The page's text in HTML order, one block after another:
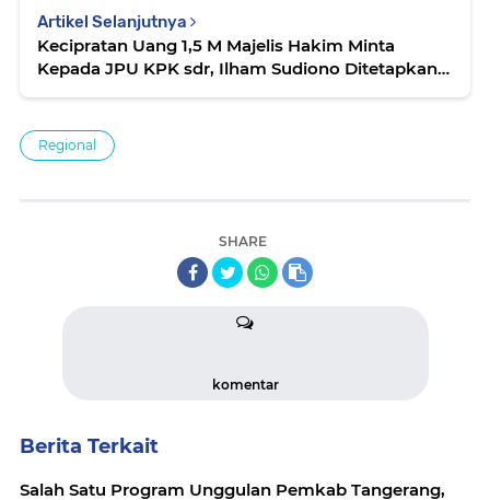
Artikel Selanjutnya
Kecipratan Uang 1,5 M Majelis Hakim Minta
Kepada JPU KPK sdr, Ilham Sudiono Ditetapkan
Regional
SHARE
komentar
Berita Terkait
Salah Satu Program Unggulan Pemkab Tangerang,